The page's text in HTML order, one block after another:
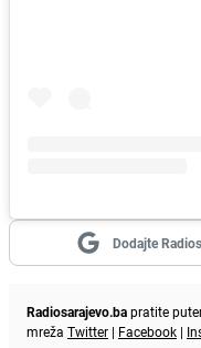
Dodajte
Radiosarajevo.bapratite
mreža Twitter | Facebook |